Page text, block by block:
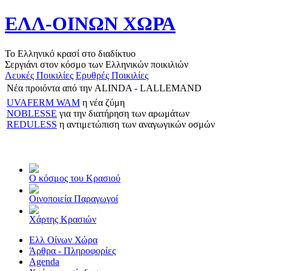
ΕΛΛ-ΟΙΝΩΝ ΧΩΡΑ
Το Ελληνικό κρασί στο διαδίκτυο
Σεργιάνι στον κόσμο των Ελληνικών ποικιλιών
Λευκές Ποικιλίες Ερυθρές Ποικιλίες
Νέα προιόντα από την ALINDA - LALLEMAND
UVAFERM WAM η νέα ζύμη
NOBLESSE για την διατήρηση των αρωμάτων
REDULESS η αντιμετώπιση των αναγωγικών οσμών
Ο κόσμος του Κρασιού
Οινοποιεία Παραγωγοί
Χάρτης Κρασιών
Ελλ Οίνων Χώρα
Άρθρα - Πληροφορίες
Agenda